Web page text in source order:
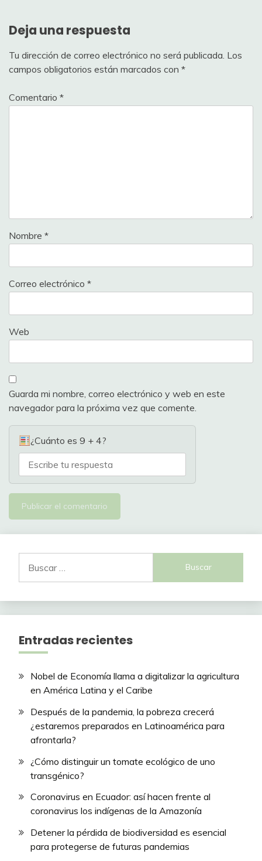
Deja una respuesta
Tu dirección de correo electrónico no será publicada. Los
campos obligatorios están marcados con *
Comentario *
Nombre *
Correo electrónico *
Web
Guarda mi nombre, correo electrónico y web en este
navegador para la próxima vez que comente.
¿Cuánto es 9 + 4?
Entradas recientes
Nobel de Economía llama a digitalizar la agricultura
en América Latina y el Caribe
Después de la pandemia, la pobreza crecerá
¿estaremos preparados en Latinoamérica para
afrontarla?
¿Cómo distinguir un tomate ecológico de uno
transgénico?
Coronavirus en Ecuador: así hacen frente al
coronavirus los indígenas de la Amazonía
Detener la pérdida de biodiversidad es esencial
para protegerse de futuras pandemias